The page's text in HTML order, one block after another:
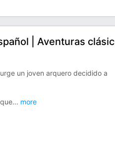
| Aventuras
un joven arquero decidido a
... more